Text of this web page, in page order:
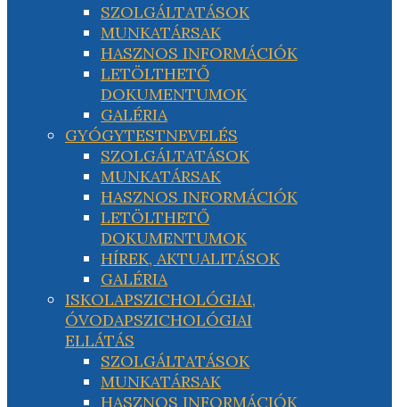
SZOLGÁLTATÁSOK
MUNKATÁRSAK
HASZNOS INFORMÁCIÓK
LETÖLTHETŐ
DOKUMENTUMOK
GALÉRIA
GYÓGYTESTNEVELÉS
SZOLGÁLTATÁSOK
MUNKATÁRSAK
HASZNOS INFORMÁCIÓK
LETÖLTHETŐ
DOKUMENTUMOK
HÍREK, AKTUALITÁSOK
GALÉRIA
ISKOLAPSZICHOLÓGIAI,
ÓVODAPSZICHOLÓGIAI
ELLÁTÁS
SZOLGÁLTATÁSOK
MUNKATÁRSAK
HASZNOS INFORMÁCIÓK